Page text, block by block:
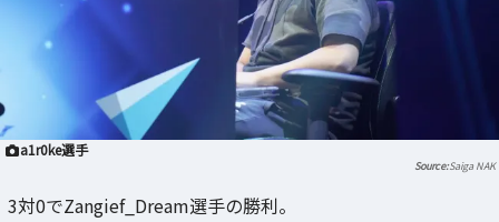
a1r0ke選手
Saiga NAK
3対0でZangief_Dream選手の勝利。